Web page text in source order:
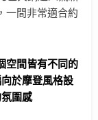
空間皆有不同的
於摩登風格設
圍感